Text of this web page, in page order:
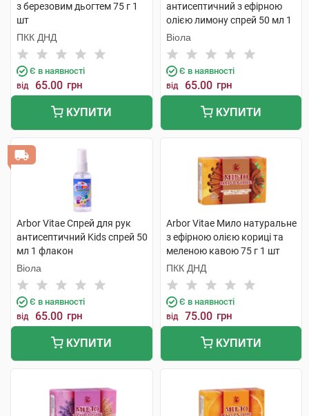
з березовим дьогтем 75 г 1
шт
ПКК ДНД
Є в наявності
від 65.00 грн
КУПИТИ
антисептичний з ефірною
олією лимону спрей 50 мл 1
флакон
Віола
Є в наявності
від 65.00 грн
КУПИТИ
Arbor Vitae Спрей для рук
антисептичний Kids спрей 50
мл 1 флакон
Віола
Є в наявності
від 65.00 грн
КУПИТИ
Arbor Vitae Мило натуральне
з ефірною олією кориці та
меленою кавою 75 г 1 шт
ПКК ДНД
Є в наявності
від 75.00 грн
КУПИТИ